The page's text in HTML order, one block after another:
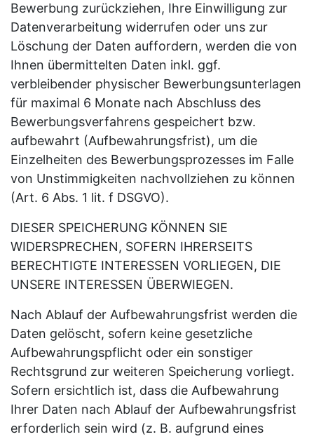
Bewerbung zurückziehen, Ihre Einwilligung zur
Datenverarbeitung widerrufen oder uns zur
Löschung der Daten auffordern, werden die von
Ihnen übermittelten Daten inkl. ggf.
verbleibender physischer Bewerbungsunterlagen
für maximal 6 Monate nach Abschluss des
Bewerbungsverfahrens gespeichert bzw.
aufbewahrt (Aufbewahrungsfrist), um die
Einzelheiten des Bewerbungsprozesses im Falle
von Unstimmigkeiten nachvollziehen zu können
(Art. 6 Abs. 1 lit. f DSGVO).
DIESER SPEICHERUNG KÖNNEN SIE
WIDERSPRECHEN, SOFERN IHRERSEITS
BERECHTIGTE INTERESSEN VORLIEGEN, DIE
UNSERE INTERESSEN ÜBERWIEGEN.
Nach Ablauf der Aufbewahrungsfrist werden die
Daten gelöscht, sofern keine gesetzliche
Aufbewahrungspflicht oder ein sonstiger
Rechtsgrund zur weiteren Speicherung vorliegt.
Sofern ersichtlich ist, dass die Aufbewahrung
Ihrer Daten nach Ablauf der Aufbewahrungsfrist
erforderlich sein wird (z. B. aufgrund eines